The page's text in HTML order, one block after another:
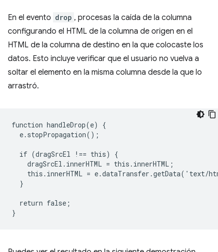
En el evento drop , procesas la caída de la columna
configurando el HTML de la columna de origen en el
HTML de la columna de destino en la que colocaste los
datos. Esto incluye verificar que el usuario no vuelva a
soltar el elemento en la misma columna desde la que lo
arrastró.
function handleDrop(e) {
  e.stopPropagation();
  if (dragSrcEl !== this) {
    dragSrcEl.innerHTML = this.innerHTML;
this.innerHTML = e.dataTransfer.getData('text/
  }
  return false;